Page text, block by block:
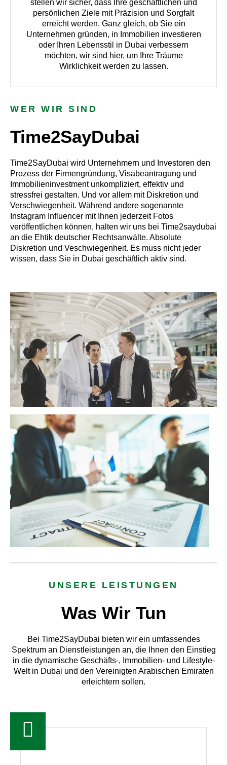
stellen wir sicher, dass Ihre geschäftlichen und
persönlichen Ziele mit Präzision und Sorgfalt
erreicht werden. Ganz gleich, ob Sie ein
Unternehmen gründen, in Immobilien investieren
oder Ihren Lebensstil in Dubai verbessern
möchten, wir sind hier, um Ihre Träume
Wirklichkeit werden zu lassen.
WER WIR SIND
Time2SayDubai
Time2SayDubai wird Unternehmern und Investoren den
Prozess der Firmengründung, Visabeantragung und
Immobilieninvestment unkompliziert, effektiv und
stressfrei gestalten. Und vor allem mit Diskretion und
Verschwiegenheit. Während andere sogenannte
Instagram Influencer mit Ihnen jederzeit Fotos
veröffentlichen können, halten wir uns bei Time2saydubai
an die Ehtik deutscher Rechtsanwälte. Absolute
Diskretion und Veschwiegenheit. Es muss nicht jeder
wissen, dass Sie in Dubai geschäftlich aktiv sind.
UNSERE LEISTUNGEN
Was Wir Tun
Bei Time2SayDubai bieten wir ein umfassendes
Spektrum an Dienstleistungen an, die Ihnen den Einstieg
in die dynamische Geschäfts-, Immobilien- und Lifestyle-
Welt in Dubai und den Vereinigten Arabischen Emiraten
erleichtern sollen.